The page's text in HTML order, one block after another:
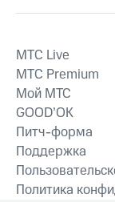
MTС Live
MTС Premium
Мой МТС
GOOD’OK
Питч-форма
Поддержка
Политика